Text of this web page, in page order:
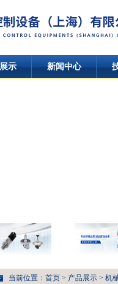
示 新闻中心
当前位置： 首页 > 产品展示 > 机